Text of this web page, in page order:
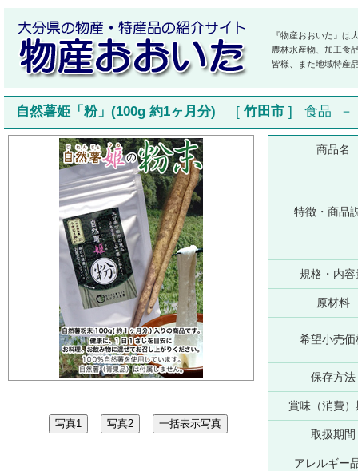
『物産おおいた』は
農林水産物、加工食
皆様、また地域特産
自然薯姫「粉」(100g 約1ヶ月分) [ 竹田市 ] 食品
商品名
特徴・商品
規格・内容
原材料
希望小売価
保存方法
賞味（消費）
取扱期間
アレルギー